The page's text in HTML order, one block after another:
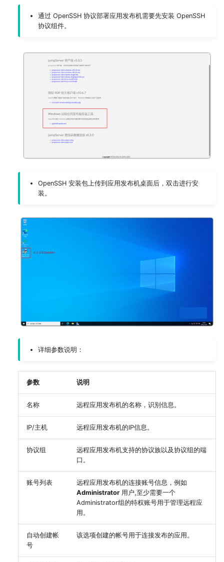
通过 OpenSSH 协议部署应用发布机需要先安装 OpenSSH
协议组件。
OpenSSH 安装包上传到应用发布机桌面后，双击进行安
装。
详细参数说明：
参数 说明
名称 远程应用发布机的名称，识别信息。
IP/主机 远程应用发布机的IP信息。
协议组
远程应用发布机支持的协议族以及协议组的端
口。
账号列表
远程应用发布机的连接账号信息，例如
Administrator 用户,至少需要一个
Administrator组的特权账号用于管理远程应
用。
自动创建帐
号
该选项创建的帐号用于连接发布的应用。